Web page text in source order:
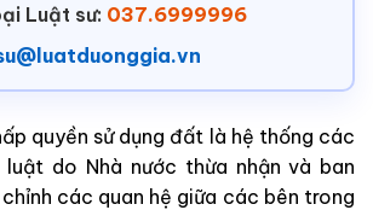
Luật sư: 037.6999996
quyền sử dụng đất là hệ thống các
luật do Nhà nước thừa nhậnvà ban
chỉnh các quan hệ giữa các bên trong